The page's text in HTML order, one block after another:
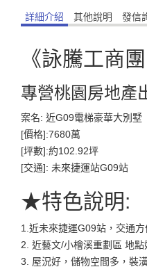
詳細介紹 其他說明 發信
《詠騰工商團
專營桃園房地產
案名: 近G09電梯豪華大別墅
[價格]:7680萬
[坪數]:約102.92坪
[交通]: 未來捷運站G09站
★特色說明:
1.近未來捷運G09站，交通方
2. 近藝文/小檜溪重劃區 地點
3. 屋況好，儲物空間多，裝